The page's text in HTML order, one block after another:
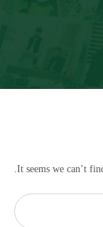
It seems we can’t